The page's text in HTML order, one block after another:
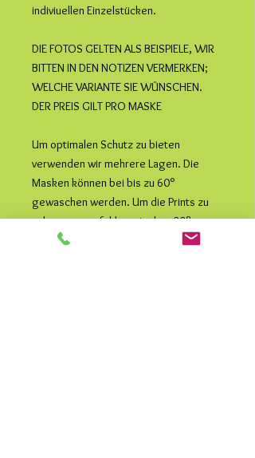
indiviuellen Einzelstücken.
DIE FOTOS GELTEN ALS BEISPIELE, WIR
BITTEN IN DEN NOTIZEN VERMERKEN;
WELCHE VARIANTE SIE WÜNSCHEN.
DER PREIS GILT PRO MASKE
Um optimalen Schutz zu bieten
verwenden wir mehrere Lagen. Die
Masken können bei bis zu 60°
gewaschen werden. Um die Prints zu
schonen, empfehlen wir aber 30°
Feinwäsche. Durch heißes Bügeln oder